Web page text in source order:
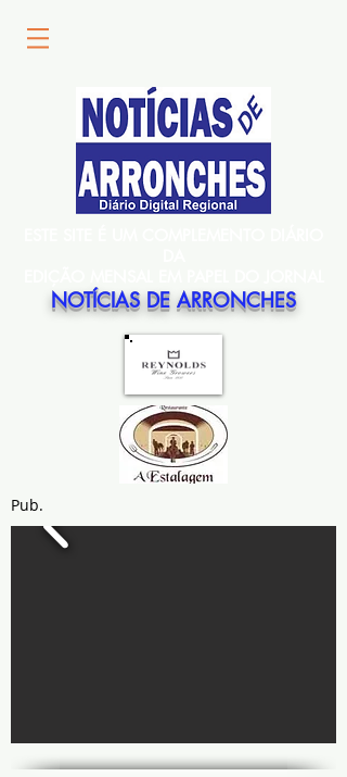
NOTÍCIAS DE ARRONCHES
Pub.